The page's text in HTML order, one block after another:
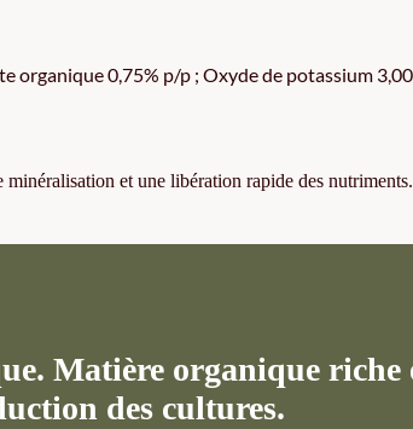
0,75% p/p ; Oxyde de potassium
et une libération rapide des nutriments.
Matière organique riche
des cultures.